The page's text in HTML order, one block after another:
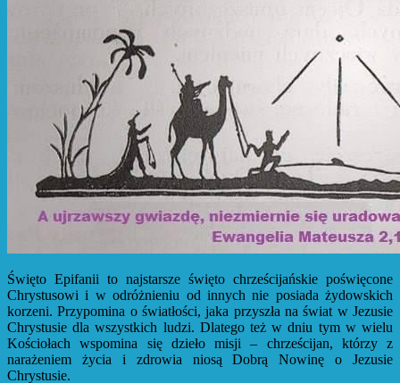
Święto Epifanii to najstarsze święto chrześcijańskie poświęcone
Chrystusowi i w odróżnieniu od innych nie posiada żydowskich
korzeni. Przypomina o światłości, jaka przyszła na świat w Jezusie
Chrystusie dla wszystkich ludzi. Dlatego też w dniu tym w wielu
Kościołach wspomina się dzieło misji – chrześcijan, którzy z
narażeniem życia i zdrowia niosą Dobrą Nowinę o Jezusie
Chrystusie.